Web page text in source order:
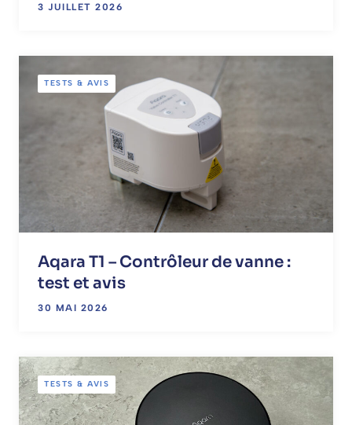
3 JUILLET 2026
TESTS & AVIS
Aqara T1 – Contrôleur de vanne :
test et avis
30 MAI 2026
TESTS & AVIS